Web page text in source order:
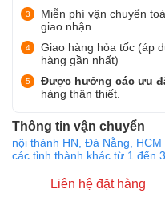
Miễn phí vận chuyển
giao nhận.
Giao hàng hỏa tốc (áp
hàng gần nhất)
Được hưởng các ưu
hàng thân thiết.
Thông tin vận chuyển
nội thành HN, Đà Nẵng, HCM
các tỉnh thành khác từ 1 đến
Liên hệ đặt hàng